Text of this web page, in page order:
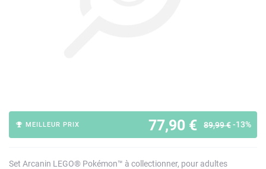
77,90 € 89,99 €-13%
MEILLEUR PRIX
Set Arcanin LEGO® Pokémon™ à collectionner, pour adultes